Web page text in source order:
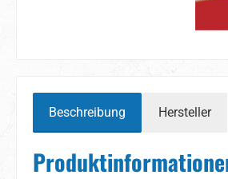
Beschreibung Hersteller